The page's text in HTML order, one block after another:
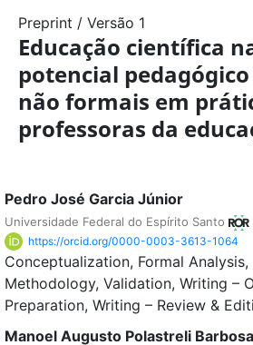
Preprint / Versão 1
Educação científica
potencial pedagógico
não formais em
professoras da
Pedro José Garcia Júnior
Universidade Federal do Espírito Santo
https://orcid.org/0000-0003-3613-1064
Conceptualization Formal Analysis
Methodology Validation Writing –
Preparation Writing – Review &
Manoel Augusto Polastreli Barbosa